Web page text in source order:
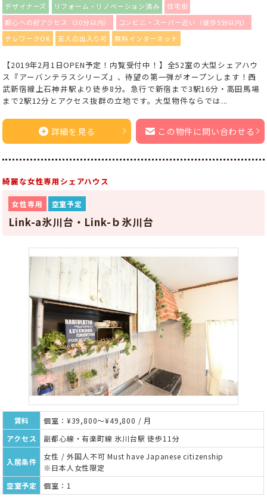
デザイナーズ
リフォーム・リノベーション済み
住宅街
都心への好アクセス（30分以内）
コンビニ・スーパー近い（徒歩5分以内）
テレワークOK
友人の出入り可 無料インターネット
【2019年2月1日OPEN予定！内覧受付中！】全52室の大型シェアハウ
ス『アーバンテラスシリーズ』、待望の第一弾がオープンします！西
武新宿線上石神井駅より徒歩8分。急行で新宿まで3駅16分・高田馬場
まで2駅12分とアクセス抜群の立地です。大型物件ならでは...
詳細を見る この物件に問い合わせる
綺麗な女性専用シェアハウス
女性専用 空室予定
Link-a氷川台・Link-ｂ氷川台
賃料
個室：¥39,800～¥49,800 / 月
アクセス
副都心線・有楽町線 氷川台駅 徒歩11分
入居条件
女性 / 外国人不可 Must have Japanese citizenship
※日本人女性限定
空室予定
個室：1